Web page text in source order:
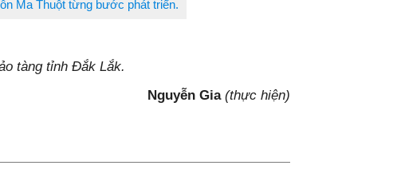
Ma Thuột từng bước phát triển.
tàng tỉnh Đắk Lắk.
Nguyễn Gia (thực hiện)